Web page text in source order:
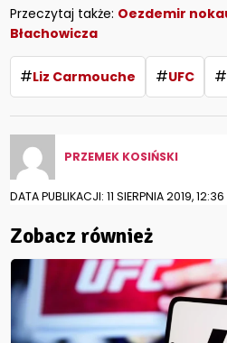
Przeczytaj także: Oezdemir
Błachowicza
#Liz Carmouche #UFC #
PRZEMEK KOSIŃSKI
DATA PUBLIKACJI: 11 SIERPNIA 2019, 12:36
Zobacz również